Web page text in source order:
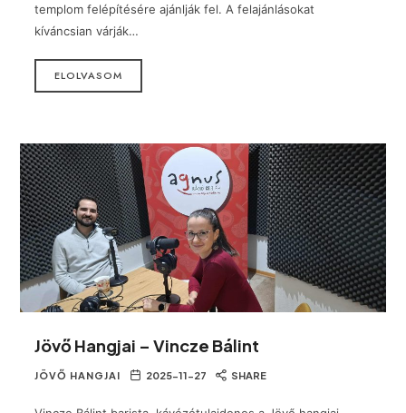
templom felépítésére ajánlják fel. A felajánlásokat
kíváncsian várják…
ELOLVASOM
Jövő Hangjai – Vincze Bálint
JÖVŐ HANGJAI 2025-11-27 SHARE